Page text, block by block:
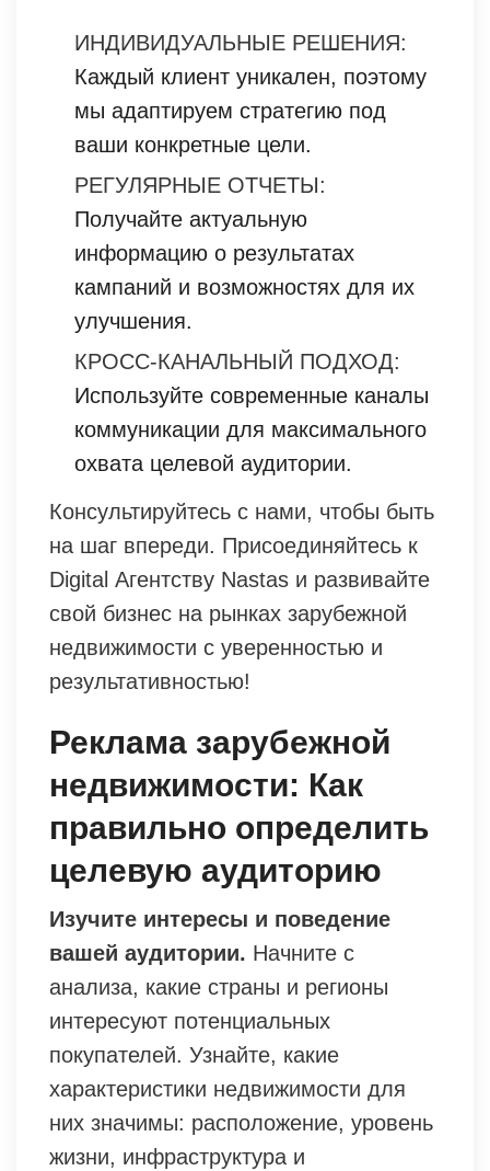
ИНДИВИДУАЛЬНЫЕ РЕШЕНИЯ:
Каждый клиент уникален, поэтому
мы адаптируем стратегию под
ваши конкретные цели.
РЕГУЛЯРНЫЕ ОТЧЕТЫ:
Получайте актуальную
информацию о результатах
кампаний и возможностях для их
улучшения.
КРОСС-КАНАЛЬНЫЙ ПОДХОД:
Используйте современные каналы
коммуникации для максимального
охвата целевой аудитории.
Консультируйтесь с нами, чтобы быть
на шаг впереди. Присоединяйтесь к
Digital Агентству Nastas и развивайте
свой бизнес на рынках зарубежной
недвижимости с уверенностью и
результативностью!
Реклама зарубежной
недвижимости: Как
правильно определить
целевую аудиторию
Изучите интересы и поведение
вашей аудитории. Начните с
анализа, какие страны и регионы
интересуют потенциальных
покупателей. Узнайте, какие
характеристики недвижимости для
них значимы: расположение, уровень
жизни, инфраструктура и